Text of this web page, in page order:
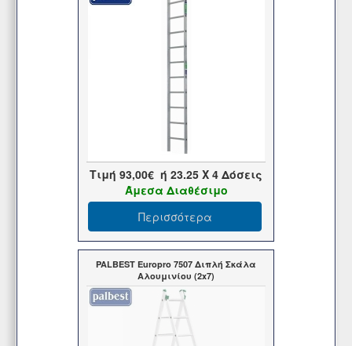
Τιμή 93,00€ ή 23.25 X 4 Δόσεις
Άμεσα Διαθέσιμο
Περισσότερα
PALBEST Europro 7507 Διπλή Σκάλα
Αλουμινίου (2x7)